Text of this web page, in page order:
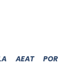
AEAT POR